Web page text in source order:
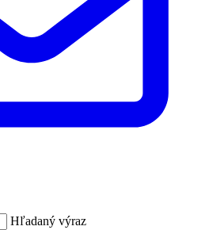
Hľadaný výraz